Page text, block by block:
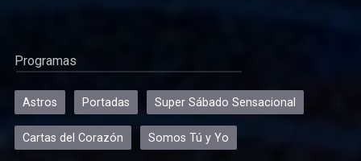
Programas
Astros Portadas Super Sábado Sensacional
Cartas del Corazón Somos Tú y Yo